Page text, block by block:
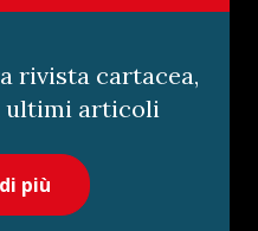
rivista cartacea,
ultimi articoli
più